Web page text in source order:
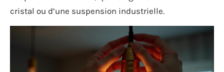
cristal ou d’une suspension industrielle.